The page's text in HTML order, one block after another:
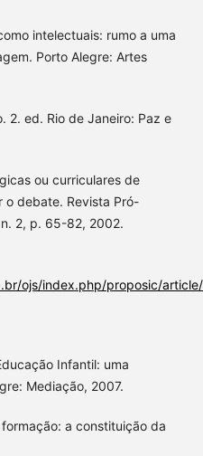
intelectuais: rumo a uma
Porto Alegre: Artes
2. ed. Rio de Janeiro: Paz e
ou curriculares de
o debate. Revista Pró-
2, p. 65-82, 2002.
ojs/index.php/proposic/
Infantil: uma
Mediação, 2007.
a constituição da